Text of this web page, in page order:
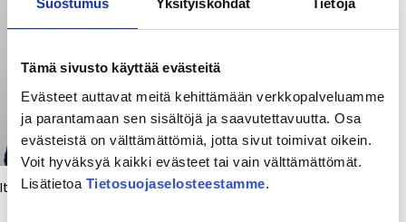
Suostumus Yksityiskohdat Tietoja
Tämä sivusto käyttää evästeitä
Evästeet auttavat meitä kehittämään verkkopalveluamme
ja parantamaan sen sisältöjä ja saavutettavuutta. Osa
evästeistä on välttämättömiä, jotta sivut toimivat oikein.
Voit hyväksyä kaikki evästeet tai vain välttämättömät.
Lisätietoa Tietosuojaselosteestamme.
Itärata Oy, Petteri Portaankorva, 2023.